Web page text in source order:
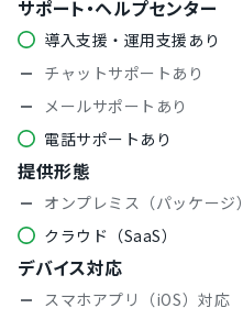
サポート・ヘルプセンター
導入支援・運用支援あり
チャットサポートあり
メールサポートあり
電話サポートあり
提供形態
オンプレミス（パッケージ）
クラウド（SaaS）
デバイス対応
スマホアプリ（iOS）対応